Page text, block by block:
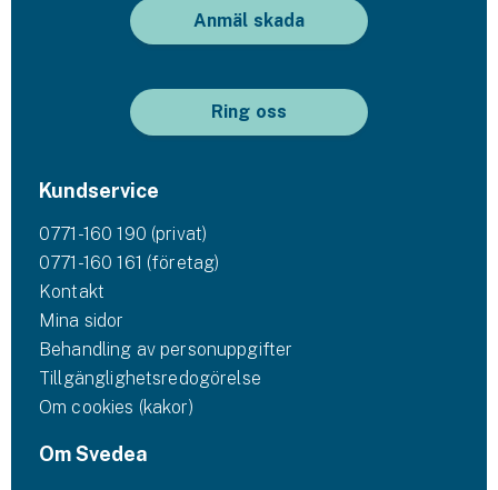
Anmäl skada
Ring oss
Kundservice
0771-160 190 (privat)
0771-160 161 (företag)
Kontakt
Mina sidor
Behandling av personuppgifter
Tillgänglighetsredogörelse
Om cookies (kakor)
Om Svedea